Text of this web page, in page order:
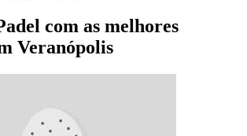
com as melhores
Veranópolis